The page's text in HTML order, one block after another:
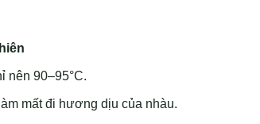
nên 90–95°C.
mất đi hương dịu của nhàu.